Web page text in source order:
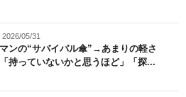
2026/05/31
ンの“サバイバル傘”→あまりの軽さ
持っていないかと思うほど」「探...